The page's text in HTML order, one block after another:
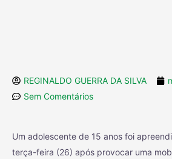
REGINALDO GUERRA DA SILVA
Sem Comentários
Um adolescente de 15 anos foi
terça-feira (26) após provocar uma